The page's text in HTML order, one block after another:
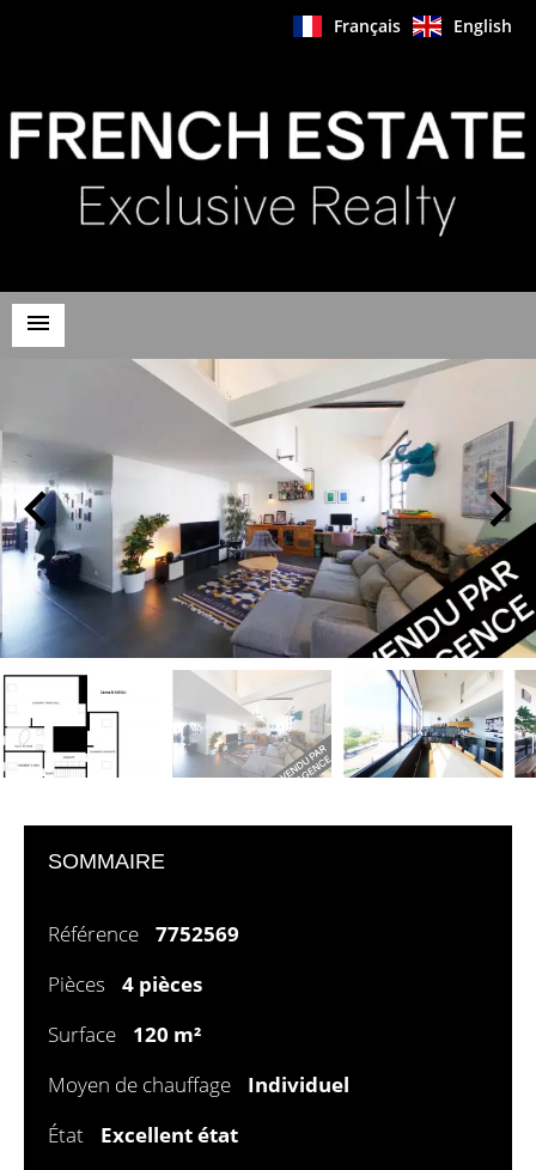
Français English
SOMMAIRE
Référence
7752569
Pièces
4 pièces
Surface
120 m²
Moyen de chauffage
Individuel
État
Excellent état